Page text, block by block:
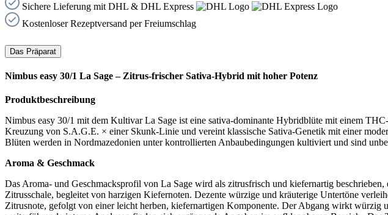
Sichere Lieferung mit DHL & DHL Express
Kostenloser Rezeptversand per Freiumschlag
Das Präparat
Nimbus easy 30/1 La Sage – Zitrus-frischer Sativa-Hybrid mit hoher Potenz
Produktbeschreibung
Nimbus easy 30/1 mit dem Kultivar La Sage ist eine sativa-dominante Hybridblüte mit einem
Kreuzung von S.A.G.E. × einer Skunk-Linie und vereint klassische Sativa-Genetik mit einer
Blüten werden in Nordmazedonien unter kontrollierten Anbaubedingungen kultiviert und sind
Aroma & Geschmack
Das Aroma- und Geschmacksprofil von La Sage wird als zitrusfrisch und kiefernartig
Zitrusschale, begleitet von harzigen Kiefernoten. Dezente würzige und kräuterige Untertöne
Zitrusnote, gefolgt von einer leicht herben, kiefernartigen Komponente. Der Abgang wirkt würzig